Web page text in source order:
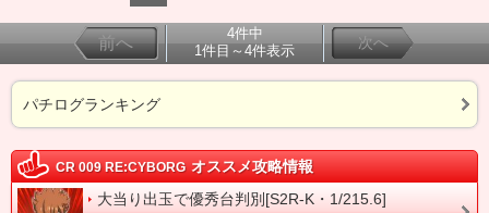
前へ
4件中
1件目～4件表示
次へ
パチログランキング
CR 009 RE:CYBORG オススメ攻略情報
大当り出玉で優秀台判別[S2R-K・1/215.6]